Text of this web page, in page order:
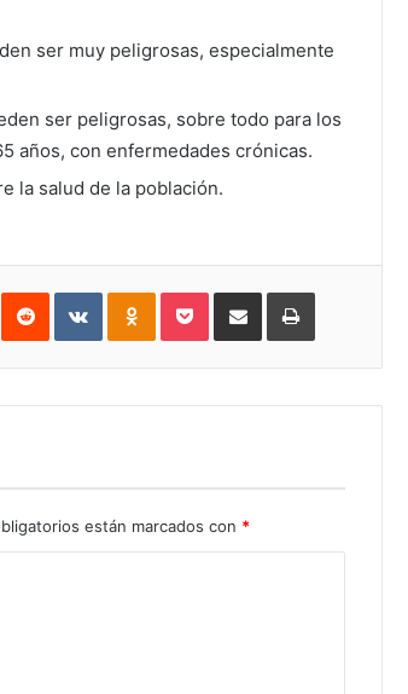
ser muy peligrosas, especialmente
ser peligrosas, sobre todo para los
años, con enfermedades crónicas.
la salud de la población.
Reddit VKontakteOdnoklassniki
PocketShare
Email
Print
están marcados con *